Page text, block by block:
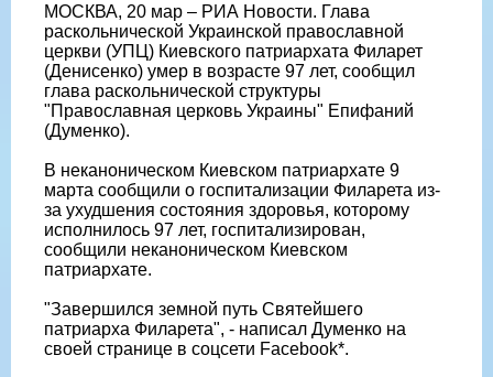
МОСКВА, 20 мар – РИА Новости. Глава
раскольнической Украинской православной
церкви (УПЦ) Киевского патриархата Филарет
(Денисенко) умер в возрасте 97 лет, сообщил
глава раскольнической структуры
"Православная церковь Украины" Епифаний
(Думенко).
В неканоническом Киевском патриархате 9
марта сообщили о госпитализации Филарета из-
за ухудшения состояния здоровья, которому
исполнилось 97 лет, госпитализирован,
сообщили неканоническом Киевском
патриархате.
"Завершился земной путь Святейшего
патриарха Филарета", - написал Думенко на
своей странице в соцсети Facebook*.